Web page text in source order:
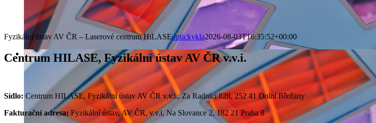
Fyzikální ústav AV ČR – Laserové centrum HiLASEoptickykla2026-08-03T16:35:52+00:00
Centrum HILASE, Fyzikální ústav AV ČR v.v.i.
Sídlo: Centrum HILASE, Fyzikální ústav AV ČR v.v.i., Za Radnicí 828, 252 41 Dolní Břežany
Fakturační adresa:Fyzikální ústav, AV ČR, v.v.i, Na Slovance 2, 182 21 Praha 8